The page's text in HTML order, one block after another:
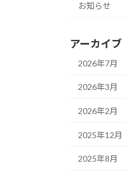
お知らせ
アーカイブ
2026年7月
2026年3月
2026年2月
2025年12月
2025年8月